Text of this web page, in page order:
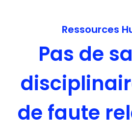
Ressources
Pas de
de faute